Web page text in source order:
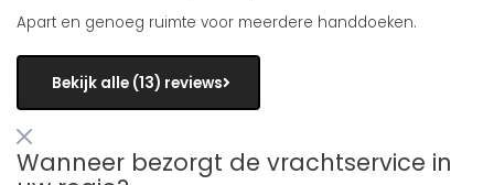
Apart en genoeg ruimte voor meerdere handdoeken.
Bekijk alle (13) reviews
Wanneer bezorgt de vrachtservice in